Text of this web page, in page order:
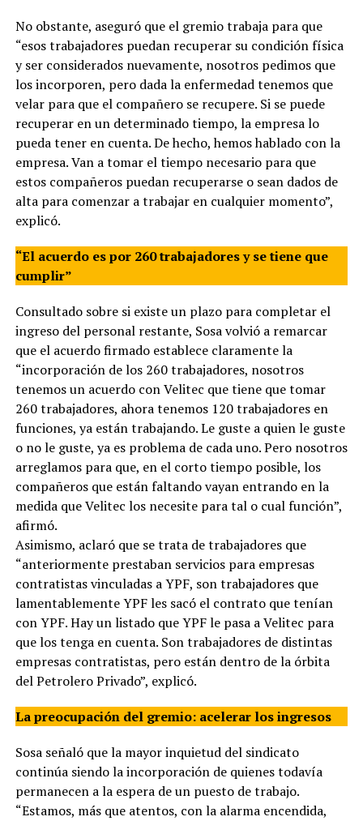
No obstante, aseguró que el gremio trabaja para que
“esos trabajadores puedan recuperar su condición física
y ser considerados nuevamente, nosotros pedimos que
los incorporen, pero dada la enfermedad tenemos que
velar para que el compañero se recupere. Si se puede
recuperar en un determinado tiempo, la empresa lo
pueda tener en cuenta. De hecho, hemos hablado con la
empresa. Van a tomar el tiempo necesario para que
estos compañeros puedan recuperarse o sean dados de
alta para comenzar a trabajar en cualquier momento”,
explicó.
“El acuerdo es por 260 trabajadores y se tiene que
cumplir”
Consultado sobre si existe un plazo para completar el
ingreso del personal restante, Sosa volvió a remarcar
que el acuerdo firmado establece claramente la
“incorporación de los 260 trabajadores, nosotros
tenemos un acuerdo con Velitec que tiene que tomar
260 trabajadores, ahora tenemos 120 trabajadores en
funciones, ya están trabajando. Le guste a quien le guste
o no le guste, ya es problema de cada uno. Pero nosotros
arreglamos para que, en el corto tiempo posible, los
compañeros que están faltando vayan entrando en la
medida que Velitec los necesite para tal o cual función”,
afirmó.
Asimismo, aclaró que se trata de trabajadores que
“anteriormente prestaban servicios para empresas
contratistas vinculadas a YPF, son trabajadores que
lamentablemente YPF les sacó el contrato que tenían
con YPF. Hay un listado que YPF le pasa a Velitec para
que los tenga en cuenta. Son trabajadores de distintas
empresas contratistas, pero están dentro de la órbita
del Petrolero Privado”, explicó.
La preocupación del gremio: acelerar los ingresos
Sosa señaló que la mayor inquietud del sindicato
continúa siendo la incorporación de quienes todavía
permanecen a la espera de un puesto de trabajo.
“Estamos, más que atentos, con la alarma encendida,